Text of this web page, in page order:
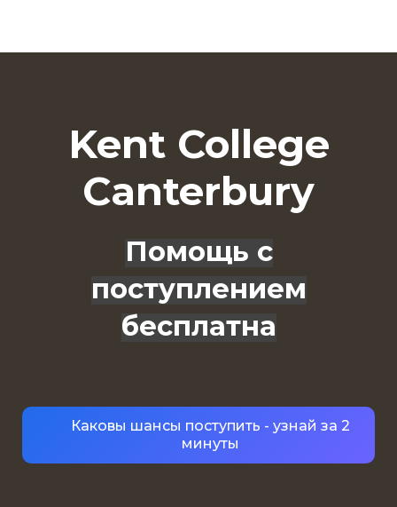
Kent College
Canterbury
Помощь с
поступлением
бесплатна
Каковы шансы поступить - узнай за 2
минуты